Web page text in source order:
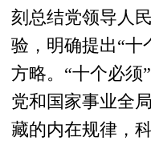
刻总结党领导人
验，明确提出“十
方略。“十个必须
党和国家事业全
藏的内在规律，